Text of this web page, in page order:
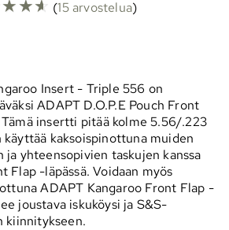
☆☆☆ (15 arvostelua)
Insert - Triple 556 on
ADAPT D.O.P.E Pouch Front
Tämä insertti pitää kolme 5.56/.223
käyttää kaksoispinottuna muiden
yhteensopivien taskujen kanssa
Flap -läpässä. Voidaan myös
ADAPT Kangaroo Front Flap -
joustava iskuköysi ja S&S-
kiinnitykseen.